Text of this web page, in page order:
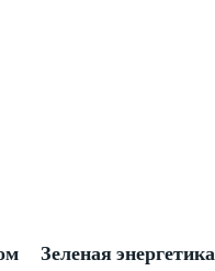
Зеленая энергетика